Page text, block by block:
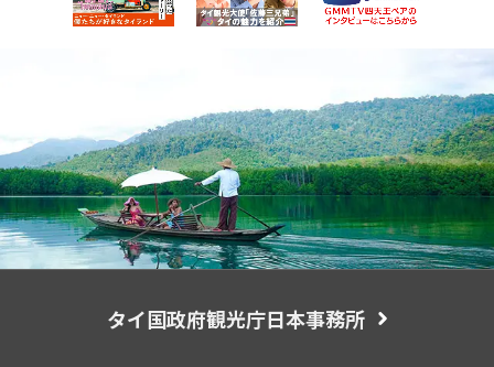
タイ国政府観光庁日本事務所